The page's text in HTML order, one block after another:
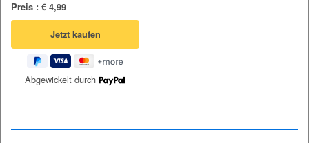
Preis : € 4,99
Abgewickelt durch